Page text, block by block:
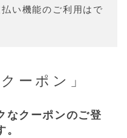
い機能のご利用はで
ーポン」
なクーポンのご登